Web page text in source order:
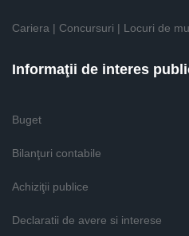
Cariera | Concursuri | Locuri de
Informaţii de interes
Buget
Bilanţuri contabile
Achiziţii publice
Declaratii de avere si interese